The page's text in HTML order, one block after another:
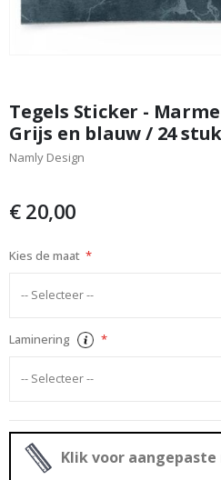
het
begin
van
gallerij
Tegels Sticker -
Grijs en blauw / 24
Namly Design
€ 20,00
Kies de maat
Laminering
Klik voor